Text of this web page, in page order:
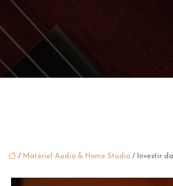
/ Matériel Audio & Home Studio / Investir